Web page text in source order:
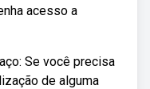
acesso a
Se você precisa
de alguma